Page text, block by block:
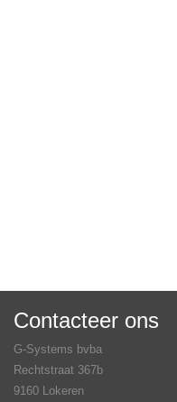
Contacteer ons
G-Systems bvba
Rechtstraat 367b
9160 Lokeren